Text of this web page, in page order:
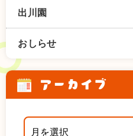
出川園
おしらせ
アーカイブ